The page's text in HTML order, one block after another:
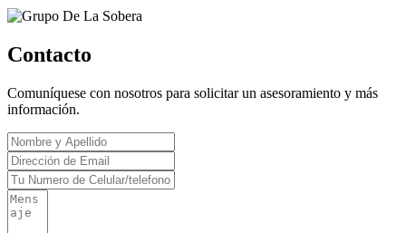
Contacto
Comuníquese con nosotros para solicitar un asesoramiento y más
información.